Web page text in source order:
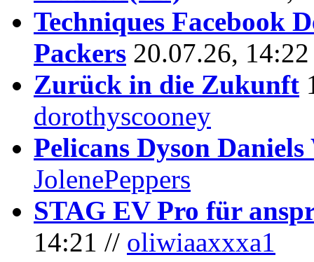
Techniques Facebook
Packers 20.07.26,
Zurück in die Zukunft
dorothyscooney
Pelicans Dyson
JolenePeppers
STAG EV Pro für
14:21 // oliwiaaxxxa1